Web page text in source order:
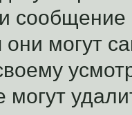
они могут
могут